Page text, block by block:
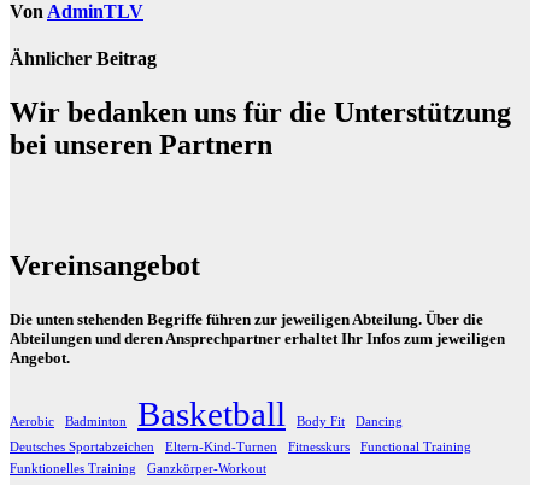
Von AdminTLV
Ähnlicher Beitrag
Wir bedanken uns für die Unterstützung
bei unseren Partnern
Vereinsangebot
Die unten stehenden Begriffe führen zur jeweiligen Abteilung. Über die
Abteilungen und deren Ansprechpartner erhaltet Ihr Infos zum jeweiligen
Angebot.
Aerobic Badminton Basketball Body Fit
Dancing
Deutsches Sportabzeichen
Eltern-Kind-Turnen Fitnesskurs
Functional Training
Funktionelles Training
Ganzkörper-Workout